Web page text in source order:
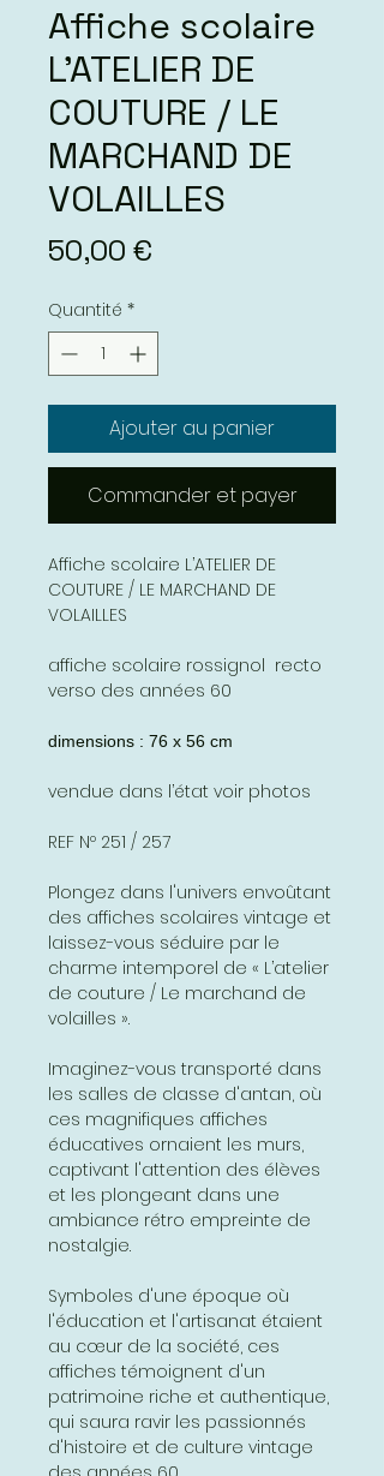
Affiche scolaire
L’ATELIER DE
COUTURE / LE
MARCHAND DE
VOLAILLES
50,00 €
Quantité *
Ajouter au panier
Commander et payer
Affiche scolaire L’ATELIER DE
COUTURE / LE MARCHAND DE
VOLAILLES
affiche scolaire rossignol recto
verso des années 60
dimensions : 76 x 56 cm
vendue dans l’état voir photos
REF Nº 251 / 257
Plongez dans l'univers envoûtant
des affiches scolaires vintage et
laissez-vous séduire par le
charme intemporel de « L’atelier
de couture / Le marchand de
volailles ».
Imaginez-vous transporté dans
les salles de classe d'antan, où
ces magnifiques affiches
éducatives ornaient les murs,
captivant l'attention des élèves
et les plongeant dans une
ambiance rétro empreinte de
nostalgie.
Symboles d'une époque où
l'éducation et l'artisanat étaient
au cœur de la société, ces
affiches témoignent d'un
patrimoine riche et authentique,
qui saura ravir les passionnés
d'histoire et de culture vintage